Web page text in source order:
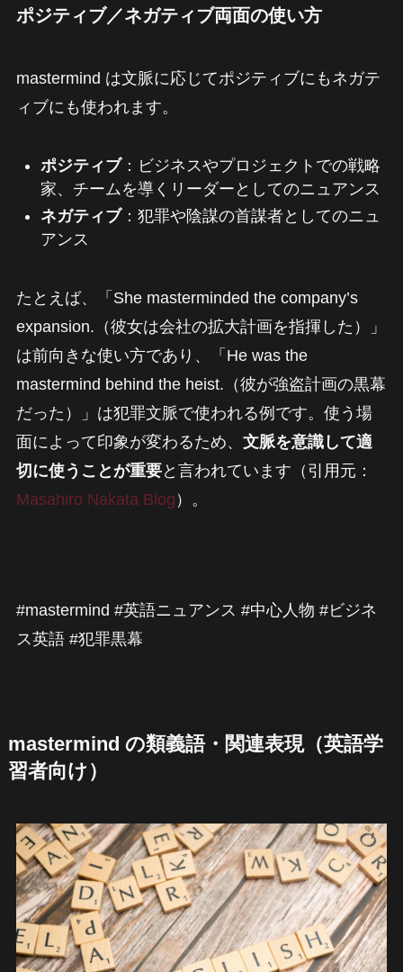
ポジティブ／ネガティブ両面の使い方
mastermind は文脈に応じてポジティブにもネガテ
ィブにも使われます。
ポジティブ：ビジネスやプロジェクトでの戦略
家、チームを導くリーダーとしてのニュアンス
ネガティブ：犯罪や陰謀の首謀者としてのニュ
アンス
たとえば、「She masterminded the company’s
expansion.（彼女は会社の拡大計画を指揮した）」
は前向きな使い方であり、「He was the
mastermind behind the heist.（彼が強盗計画の黒幕
だった）」は犯罪文脈で使われる例です。使う場
面によって印象が変わるため、 文脈を意識して適
切に使うことが重要と言われています（引用元：
Masahiro Nakata Blog ）。
#mastermind #英語ニュアンス #中心人物 #ビジネ
ス英語 #犯罪黒幕
mastermind の類義語・関連表現（英語学
習者向け）